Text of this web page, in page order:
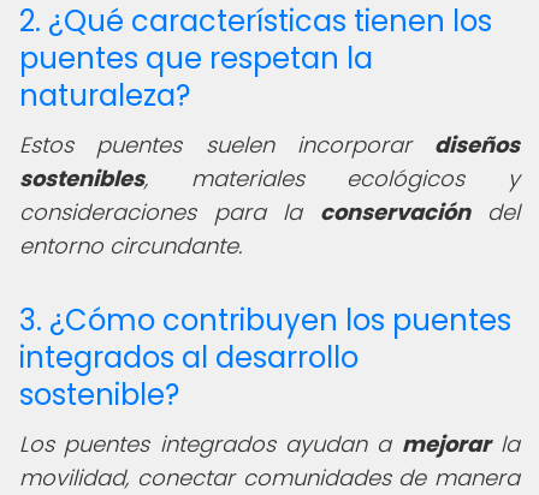
2. ¿Qué características tienen los
puentes que respetan la
naturaleza?
Estos puentes suelen incorporar diseños
sostenibles, materiales ecológicos y
consideraciones para la conservacióndel
entorno circundante.
3. ¿Cómo contribuyen los puentes
integrados al desarrollo
sostenible?
Los puentes integrados ayudan a mejorarla
movilidad, conectar comunidades de manera